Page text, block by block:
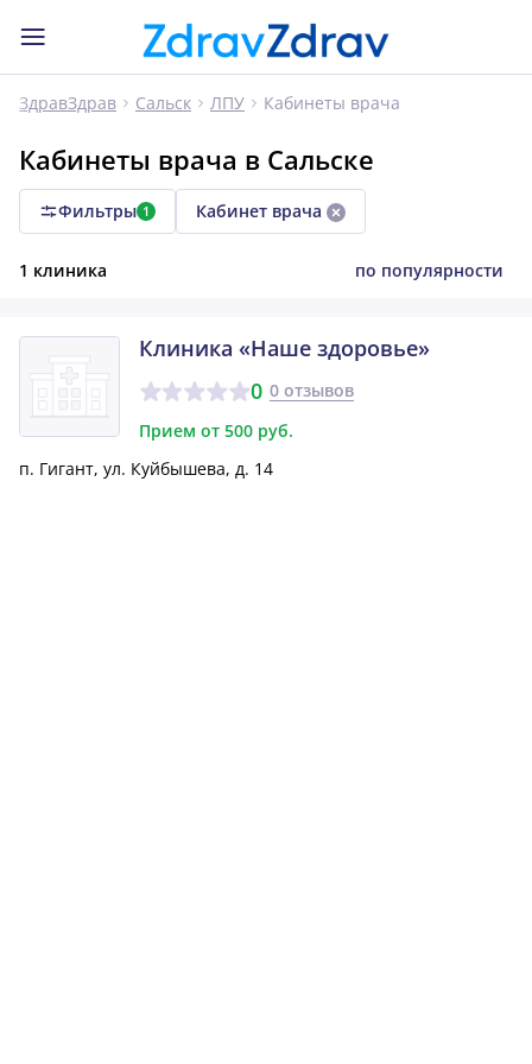
ЗдравЗдрав Сальск ЛПУ Кабинеты врача
Кабинеты врача в Сальске
Фильтры 1 Кабинет врача
1 клиника по популярности
Клиника «Наше здоровье»
0 0 отзывов
Прием от 500 руб.
п. Гигант, ул. Куйбышева, д. 14